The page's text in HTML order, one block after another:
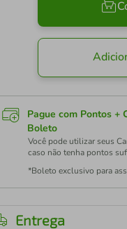
Pague com Pontos +
Boleto
Você pode utilizar seus
caso não tenha pontos
*Boleto exclusivo para
Entrega